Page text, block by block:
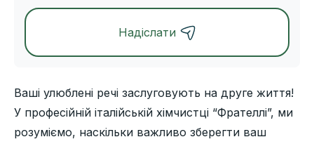
Надіслати
Ваші улюблені речі заслуговують на друге життя!
У професійній італійській хімчистці “Фрателлі”, ми
розуміємо, наскільки важливо зберегти ваш